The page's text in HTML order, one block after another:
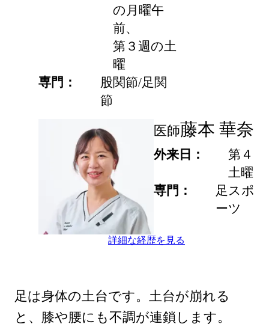
の月曜午
前、
第３週の土
曜
専門
股関節/足関
節
医師藤本 華奈
外来日
第４
土曜
専門
足スポ
ーツ
詳細な経歴を見る
足は身体の土台です。土台が崩れる
と、膝や腰にも不調が連鎖します。